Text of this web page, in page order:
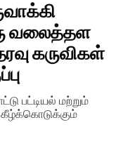
வலைத்தள
கருவிகள்
பட்டியல் மற்றும்